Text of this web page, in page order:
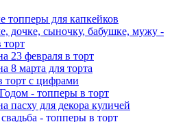
топперы для капкейков
дочке, сыночку, бабушке, мужу -
торт
23 февраля в торт
8 марта для торта
торт с цифрами
- топперы в торт
пасху для декора куличей
- топперы в торт